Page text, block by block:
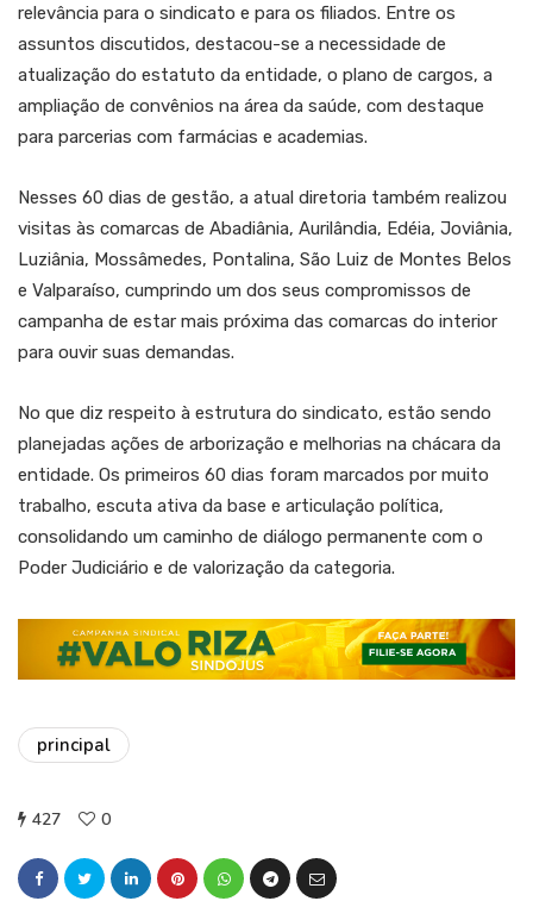
relevância para o sindicato e para os filiados. Entre os
assuntos discutidos, destacou-se a necessidade de
atualização do estatuto da entidade, o plano de cargos, a
ampliação de convênios na área da saúde, com destaque
para parcerias com farmácias e academias.
Nesses 60 dias de gestão, a atual diretoria também realizou
visitas às comarcas de Abadiânia, Aurilândia, Edéia, Joviânia,
Luziânia, Mossâmedes, Pontalina, São Luiz de Montes Belos
e Valparaíso, cumprindo um dos seus compromissos de
campanha de estar mais próxima das comarcas do interior
para ouvir suas demandas.
No que diz respeito à estrutura do sindicato, estão sendo
planejadas ações de arborização e melhorias na chácara da
entidade. Os primeiros 60 dias foram marcados por muito
trabalho, escuta ativa da base e articulação política,
consolidando um caminho de diálogo permanente com o
Poder Judiciário e de valorização da categoria.
principal
427 0